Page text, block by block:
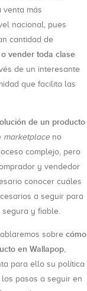
más
nacional, pues
cantidad de
vender toda clase
de un interesante
que facilita las
de un producto
marketplaceno
complejo, pero
y vendedor
conocer cuáles
a seguir para
y fiable.
sobre cómo
en Wallapop
para ello su política
pasos a seguir en